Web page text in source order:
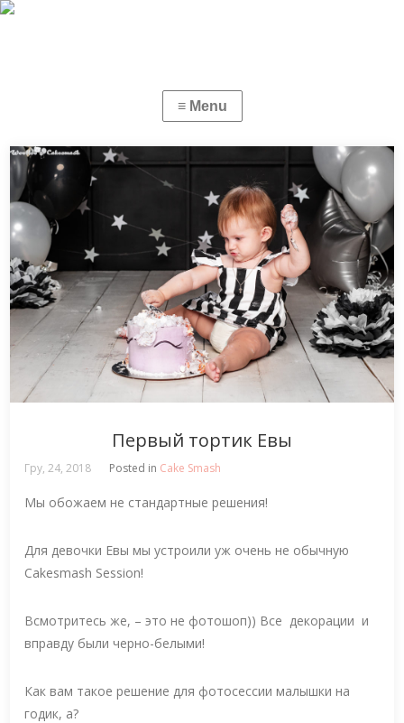
Первый тортик Евы
Гру, 24, 2018 Posted in Cake Smash
Мы обожаем не стандартные решения!
Для девочки Евы мы устроили уж очень не обычную
Cakesmash Session!
Всмотритесь же, – это не фотошоп)) Все декорации и
вправду были черно-белыми!
Как вам такое решение для фотосессии малышки на
годик, а?